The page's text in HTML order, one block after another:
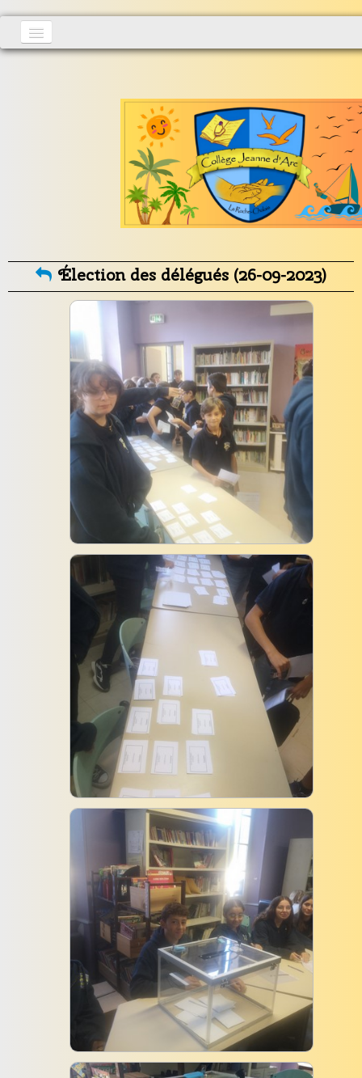
Actualités▼
S'inscrire
Vie au collège▼
Informations générales
Élection des délégués (26-09-2023)